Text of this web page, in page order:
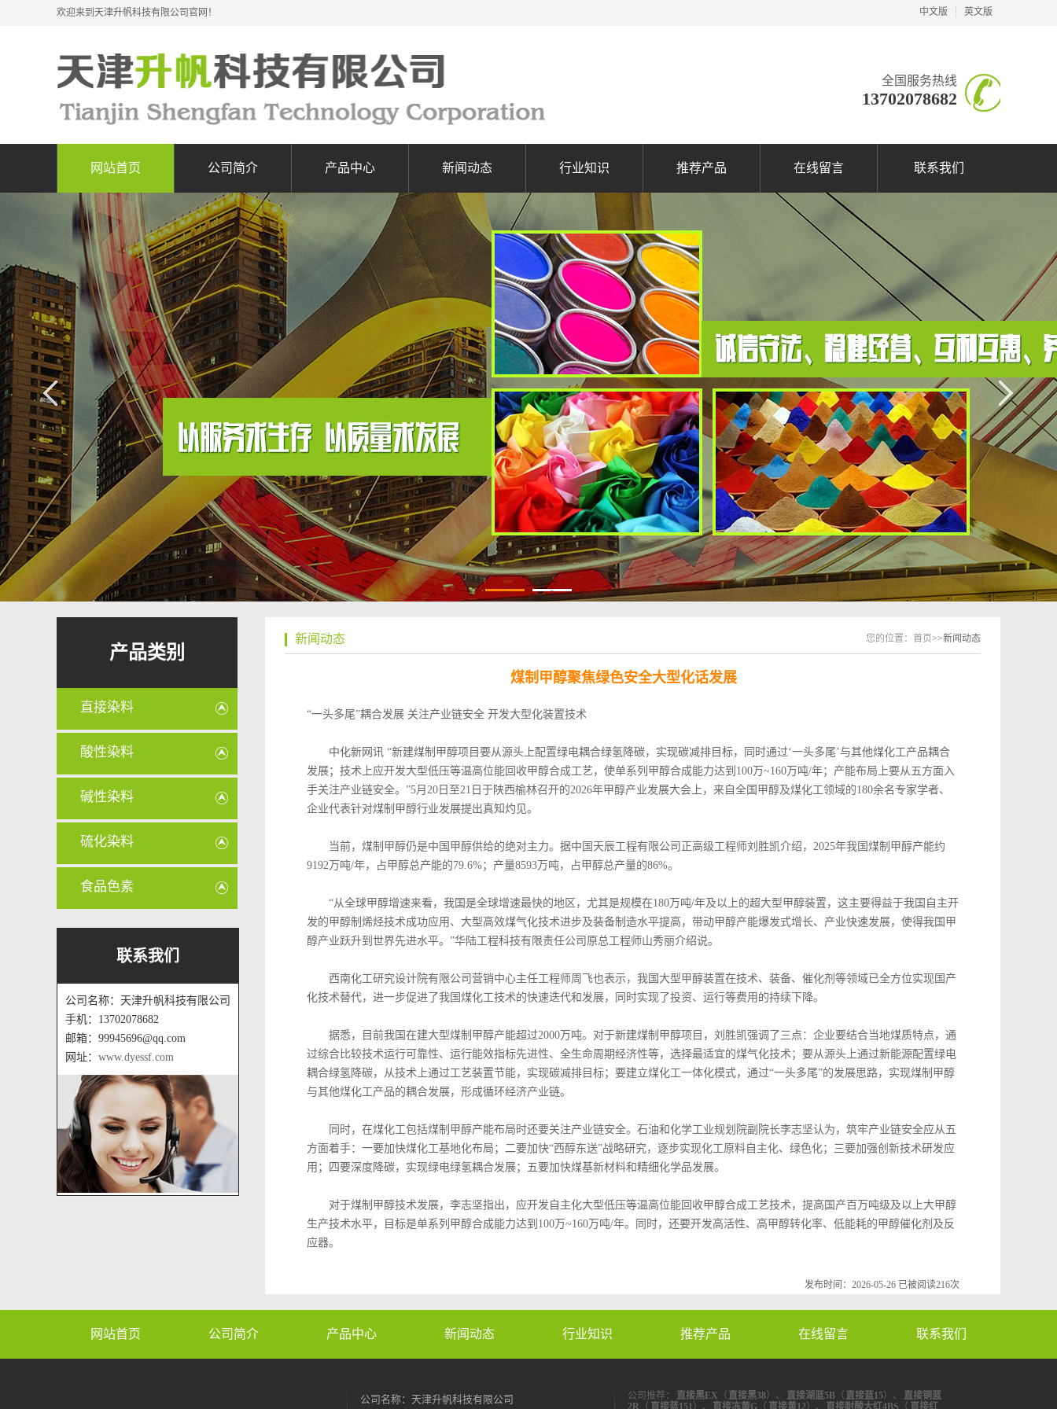
欢迎来到天津升帆科技有限公司官网！ 中文版 英文版
全国服务热线
13702078682
网站首页 公司简介 产品中心 新闻动态 行业知识 推荐产品 在线留言 联系我们
1 2
产品类别
直接染料
酸性染料
碱性染料
硫化染料
食品色素
联系我们
公司名称：天津升帆科技有限公司
手机：13702078682
邮箱：99945696@qq.com
网址： www.dyessf.com
新闻动态 您的位置： 首页>>新闻动态
煤制甲醇聚焦绿色安全大型化话发展
“一头多尾”耦合发展 关注产业链安全 开发大型化装置技术
中化新网讯 “新建煤制甲醇项目要从源头上配置绿电耦合绿氢降碳，实现碳减排目标，同时通过‘一头多尾’与其他煤化工产品耦合
发展；技术上应开发大型低压等温高位能回收甲醇合成工艺，使单系列甲醇合成能力达到100万~160万吨/年；产能布局上要从五方面入
手关注产业链安全。”5月20日至21日于陕西榆林召开的2026年甲醇产业发展大会上，来自全国甲醇及煤化工领域的180余名专家学者、
企业代表针对煤制甲醇行业发展提出真知灼见。
当前，煤制甲醇仍是中国甲醇供给的绝对主力。据中国天辰工程有限公司正高级工程师刘胜凯介绍，2025年我国煤制甲醇产能约
9192万吨/年，占甲醇总产能的79.6%；产量8593万吨，占甲醇总产量的86%。
“从全球甲醇增速来看，我国是全球增速最快的地区，尤其是规模在180万吨/年及以上的超大型甲醇装置，这主要得益于我国自主开
发的甲醇制烯烃技术成功应用、大型高效煤气化技术进步及装备制造水平提高，带动甲醇产能爆发式增长、产业快速发展，使得我国甲
醇产业跃升到世界先进水平。”华陆工程科技有限责任公司原总工程师山秀丽介绍说。
西南化工研究设计院有限公司营销中心主任工程师周飞也表示，我国大型甲醇装置在技术、装备、催化剂等领域已全方位实现国产
化技术替代，进一步促进了我国煤化工技术的快速迭代和发展，同时实现了投资、运行等费用的持续下降。
据悉，目前我国在建大型煤制甲醇产能超过2000万吨。对于新建煤制甲醇项目，刘胜凯强调了三点：企业要结合当地煤质特点，通
过综合比较技术运行可靠性、运行能效指标先进性、全生命周期经济性等，选择最适宜的煤气化技术；要从源头上通过新能源配置绿电
耦合绿氢降碳，从技术上通过工艺装置节能，实现碳减排目标；要建立煤化工一体化模式，通过“一头多尾”的发展思路，实现煤制甲醇
与其他煤化工产品的耦合发展，形成循环经济产业链。
同时，在煤化工包括煤制甲醇产能布局时还要关注产业链安全。石油和化学工业规划院副院长李志坚认为，筑牢产业链安全应从五
方面着手：一要加快煤化工基地化布局；二要加快“西醇东送”战略研究，逐步实现化工原料自主化、绿色化；三要加强创新技术研发应
用；四要深度降碳，实现绿电绿氢耦合发展；五要加快煤基新材料和精细化学品发展。
对于煤制甲醇技术发展，李志坚指出，应开发自主化大型低压等温高位能回收甲醇合成工艺技术，提高国产百万吨级及以上大甲醇
生产技术水平，目标是单系列甲醇合成能力达到100万~160万吨/年。同时，还要开发高活性、高甲醇转化率、低能耗的甲醇催化剂及反
应器。
发布时间：2026-05-26 已被阅读216次
网站首页 公司简介 产品中心 新闻动态 行业知识 推荐产品 在线留言 联系我们
公司名称：天津升帆科技有限公司 公司推荐： 直接黑EX （ 直接黑38）、 直接湖蓝5B（ 直接蓝15）、
直接铜蓝
2R （ 直接蓝151 ）、 直接冻黄G （ 直接黄12 ）、 直接耐酸大红4BS （ 直接红